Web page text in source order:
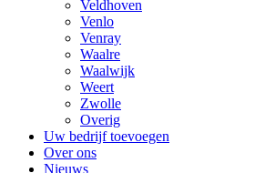
Veldhoven
Venlo
Venray
Waalre
Waalwijk
Weert
Zwolle
Overig
Uw bedrijf toevoegen
Over ons
Nieuws